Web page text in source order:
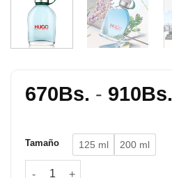
670Bs. - 910Bs.
Tamaño 125 ml
200 ml
Hugo Man Green cantidad